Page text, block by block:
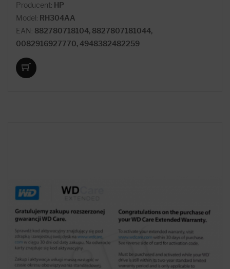
Producent: HP
Model: RH304AA
EAN: 882780718104, 8827807181044,
0082916927770, 4948382482259